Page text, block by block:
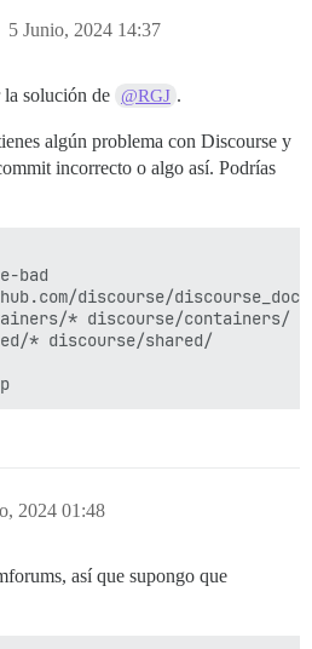
5 Junio, 2024 14:37
la solución de @RGJ .
algún problema con Discourse y
incorrecto o algo así. Podrías
bad
discourse/
* discourse/containers/
* discourse/shared/
2024 01:48
así que supongo que